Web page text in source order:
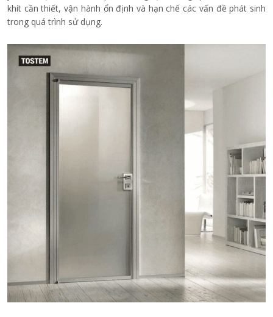
khít cần thiết, vận hành ổn định và hạn chế các vấn đề phát sinh
trong quá trình sử dụng.